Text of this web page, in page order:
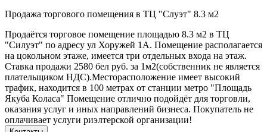
Продажа торгового помещения в ТЦ "Слуэт" 8.3 м2
Продаётся торговое помещение площадью 8.3 м2 в ТЦ
"Силуэт" по адресу ул Хоружей 1А. Помещение располагается
на цокольном этаже, имеется три отдельных входа на этаж.
Ставка продажи 2580 бел руб. за 1м2(собственник не является
плательщиком НДС).Месторасположение имеет высокий
трафик, находится в 100 метрах от станции метро "Площадь
Якуба Коласа" Помещение отлично подойдёт для торговли,
оказания услуг и иных направлений бизнеса. Покупатель не
оплачивает услуги риэлтерской организации!